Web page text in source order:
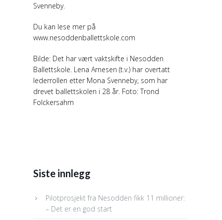
Svenneby.
Du kan lese mer på
www.nesoddenballettskole.com
Bilde: Det har vært vaktskifte i Nesodden
Ballettskole. Lena Arnesen (t.v.) har overtatt
lederrollen etter Mona Svenneby, som har
drevet ballettskolen i 28 år. Foto: Trond
Folckersahm
Siste innlegg
Pilotprosjekt fra Nesodden fikk 11 millioner:
– Det er en god start